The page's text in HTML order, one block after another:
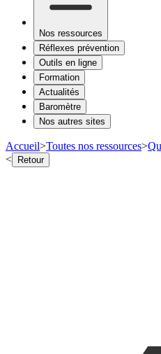
Nos ressources
Réflexes prévention
Outils en ligne
Formation
Actualités
Baromètre
Nos autres sites
Accueil>Toutes nos ressources>
< Retour